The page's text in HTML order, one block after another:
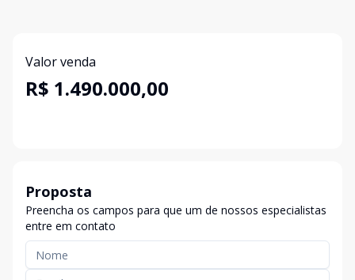
Valor venda
R$ 1.490.000,00
Proposta
Preencha os campos para que um de nossos especialistas
entre em contato